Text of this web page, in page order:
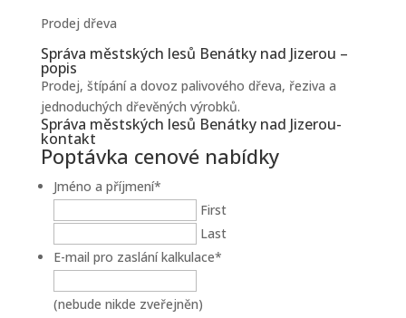
Prodej dřeva
Správa městských lesů Benátky nad Jizerou –
popis
Prodej, štípání a dovoz palivového dřeva, řeziva a
jednoduchých dřevěných výrobků.
Správa městských lesů Benátky nad Jizerou-
kontakt
Poptávka cenové nabídky
Jméno a příjmení*
First
Last
E-mail pro zaslání kalkulace*
(nebude nikde zveřejněn)